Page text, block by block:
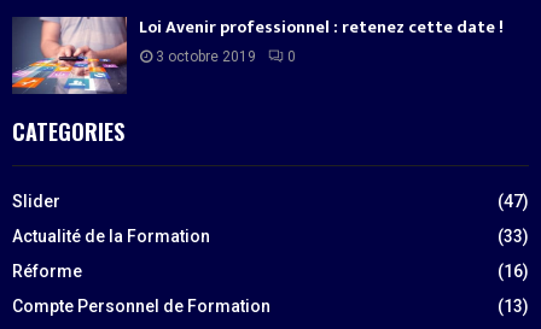
Loi Avenir professionnel : retenez cette date !
3 octobre 2019 0
CATEGORIES
Slider
(47)
Actualité de la Formation
(33)
Réforme
(16)
Compte Personnel de Formation
(13)